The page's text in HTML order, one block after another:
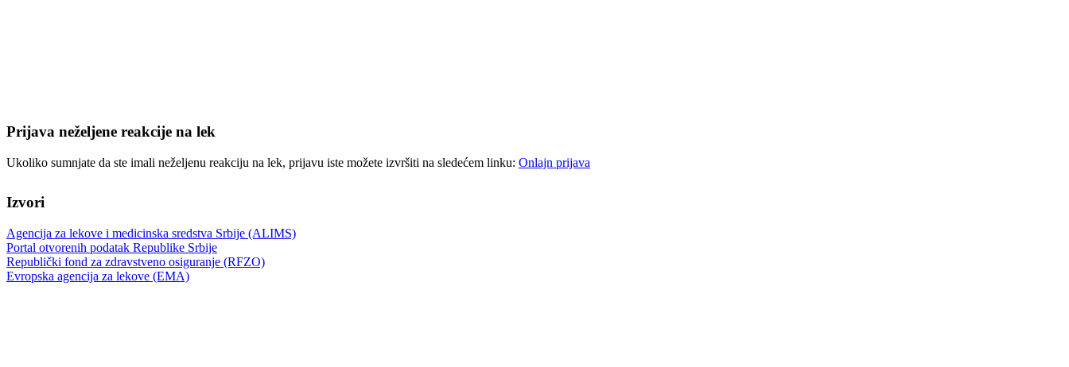
Prijava neželjene reakcije na lek
Ukoliko sumnjate da ste imali neželjenu reakciju na lek, prijavu iste možete izvršiti na sledećem linku: Onlajn prijava
Izvori
Agencija za lekove i medicinska sredstva Srbije (ALIMS)
Portal otvorenih podatak Republike Srbije
Republički fond za zdravstveno osiguranje (RFZO)
Evropska agencija za lekove (EMA)